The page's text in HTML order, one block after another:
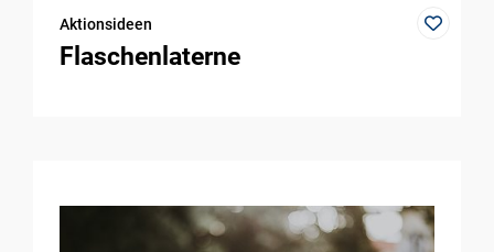
Aktionsideen
Flaschenlaterne